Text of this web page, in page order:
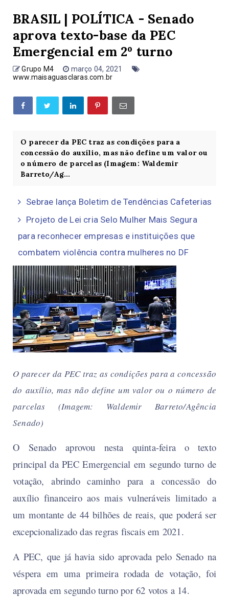
BRASIL | POLÍTICA - Senado
aprova texto-base da PEC
Emergencial em 2º turno
Grupo M4
março 04, 2021
www.maisaguasclaras.com.br
O parecer da PEC traz as condições para a
concessão do auxílio, mas não define um valor ou
o número de parcelas (Imagem: Waldemir
Barreto/Ag...
Sebrae lança Boletim de Tendências Cafeterias
Projeto de Lei cria Selo Mulher Mais Segura
para reconhecer empresas e instituições que
combatem violência contra mulheres no DF
O parecer da PEC traz as condições para a concessão
do auxílio, mas não define um valor ou o número de
parcelas (Imagem: Waldemir Barreto/Agência
Senado)
O Senado aprovou nesta quinta-feira o texto
principal da PEC Emergencial em segundo turno de
votação, abrindo caminho para a concessão do
auxílio financeiro aos mais vulneráveis limitado a
um montante de 44 bilhões de reais, que poderá ser
excepcionalizado das regras fiscais em 2021.
A PEC, que já havia sido aprovada pelo Senado na
véspera em uma primeira rodada de votação, foi
aprovada em segundo turno por 62 votos a 14.